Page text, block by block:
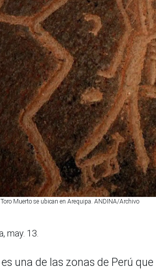
Muerto se ubican en Arequipa. ANDINA/Archivo
may. 13.
una de las zonas de Perú